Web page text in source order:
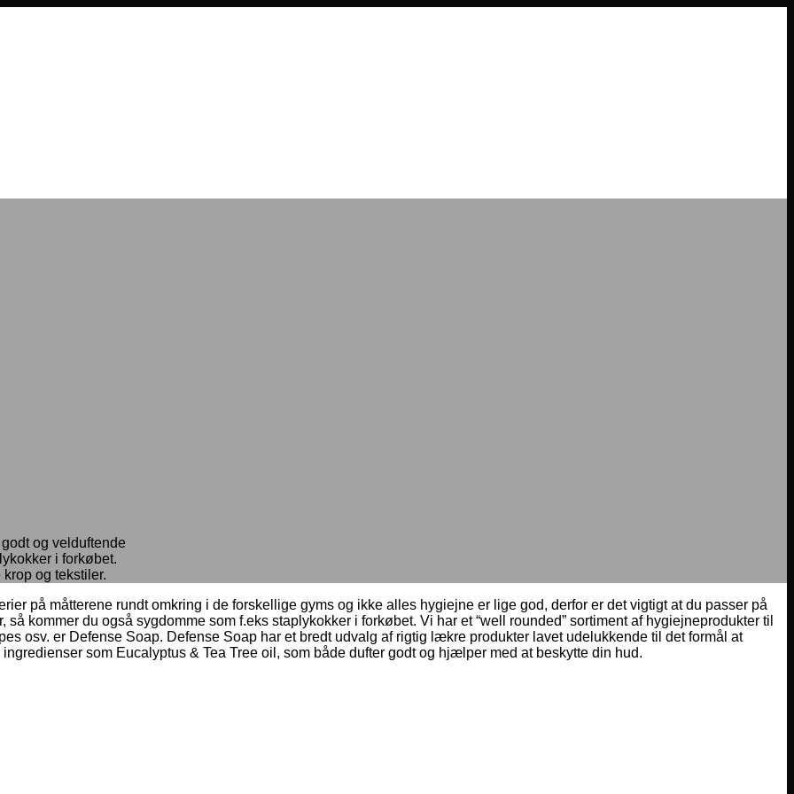
og velduftende
i forkøbet.
og tekstiler.
på måtterene rundt omkring i de forskellige gyms og ikke alles hygiejne er lige god, derfor er det vigtigt at du passer på
kommer du også sygdomme som f.eks staplykokker i forkøbet. Vi har et “well rounded” sortiment af hygiejneprodukter til
osv. er Defense Soap. Defense Soap har et bredt udvalg af rigtig lækre produkter lavet udelukkende til det formål at
som Eucalyptus & Tea Tree oil, som både dufter godt og hjælper med at beskytte din hud.